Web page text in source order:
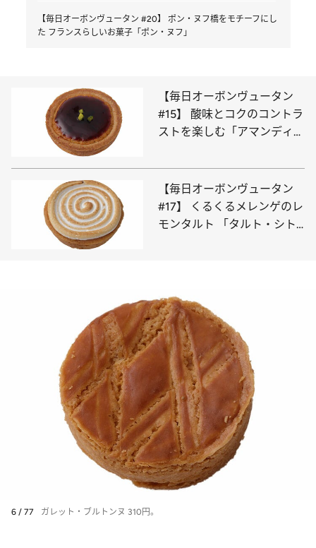
【毎日オーボンヴュータン #20】 ポン・ヌフ橋をモチーフにし
た フランスらしいお菓子「ポン・ヌフ」
【毎日オーボンヴュータン
#15】 酸味とコクのコントラ
ストを楽しむ「アマンディー
【毎日オーボンヴュータン
#17】 くるくるメレンゲのレ
モンタルト 「タルト・シト
6 / 77 ガレット・ブルトンヌ 310円。